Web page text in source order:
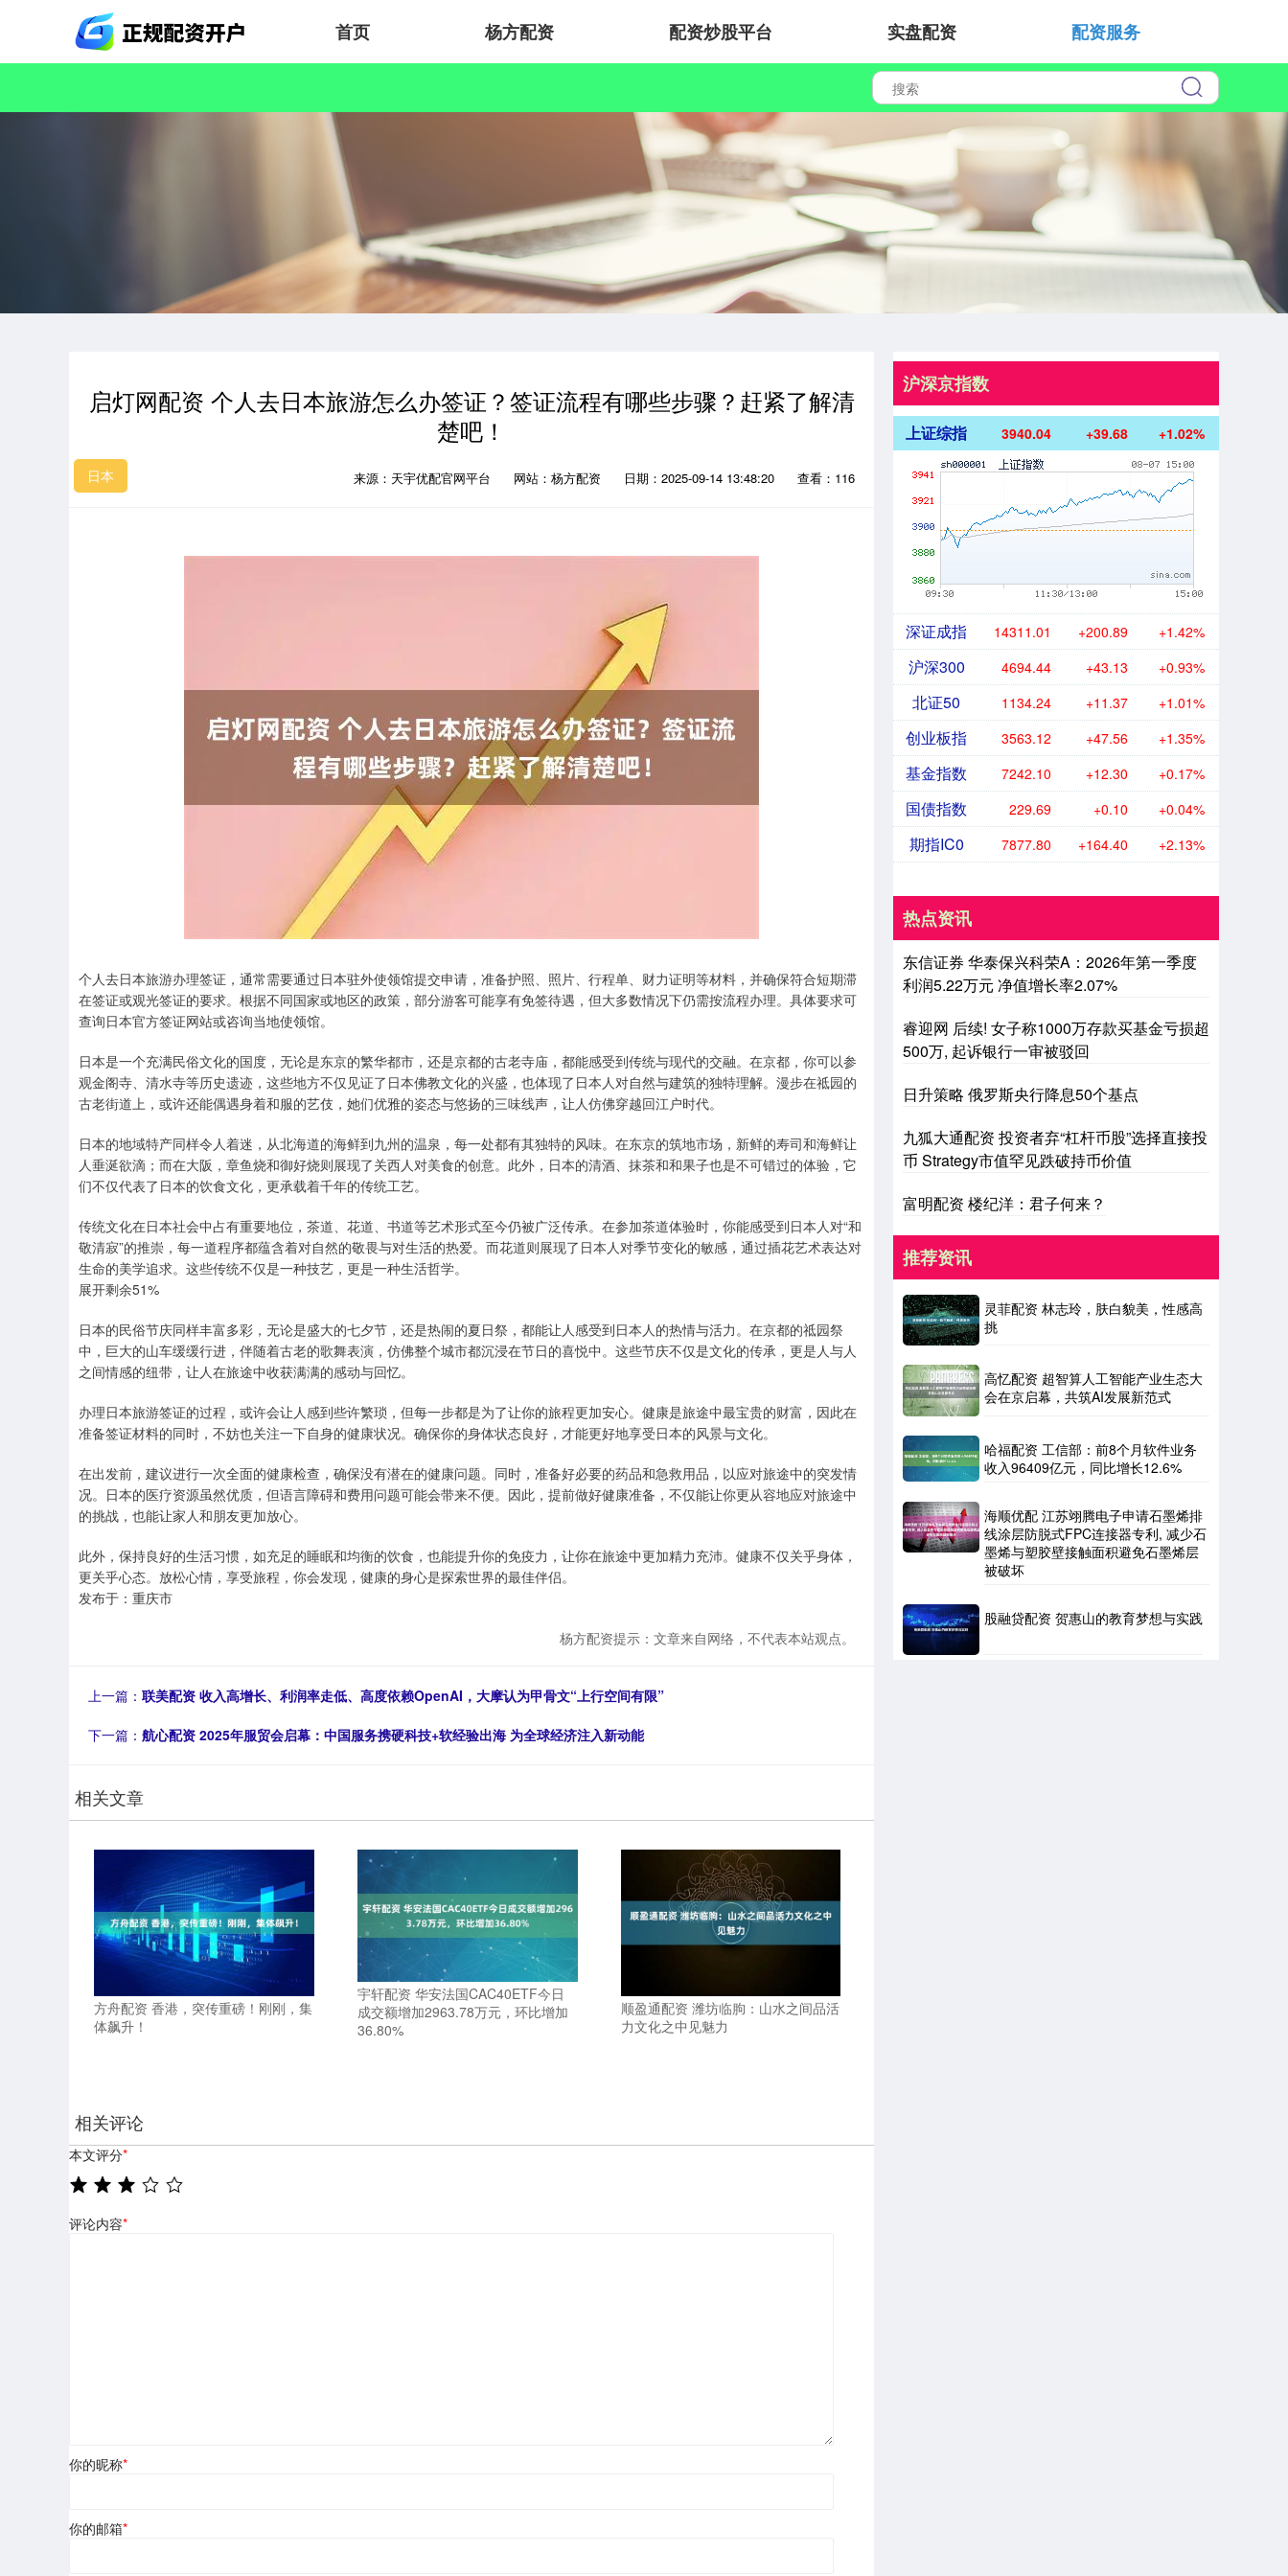
首页 杨方配资 配资炒股平台 实盘配资 配资服务
启灯网配资 个人去日本旅游怎么办签证？签证流程有哪些步骤？赶紧了解清
楚吧！
日本 来源：天宇优配官网平台 网站：杨方配资 日期：2025-09-14 13:48:20 查看：116
个人去日本旅游办理签证，通常需要通过日本驻外使领馆提交申请，准备护照、照片、行程单、财力证明等材料，并确保符合短期滞
在签证或观光签证的要求。根据不同国家或地区的政策，部分游客可能享有免签待遇，但大多数情况下仍需按流程办理。具体要求可
查询日本官方签证网站或咨询当地使领馆。
日本是一个充满民俗文化的国度，无论是东京的繁华都市，还是京都的古老寺庙，都能感受到传统与现代的交融。在京都，你可以参
观金阁寺、清水寺等历史遗迹，这些地方不仅见证了日本佛教文化的兴盛，也体现了日本人对自然与建筑的独特理解。漫步在祗园的
古老街道上，或许还能偶遇身着和服的艺伎，她们优雅的姿态与悠扬的三味线声，让人仿佛穿越回江户时代。
日本的地域特产同样令人着迷，从北海道的海鲜到九州的温泉，每一处都有其独特的风味。在东京的筑地市场，新鲜的寿司和海鲜让
人垂涎欲滴；而在大阪，章鱼烧和御好烧则展现了关西人对美食的创意。此外，日本的清酒、抹茶和和果子也是不可错过的体验，它
们不仅代表了日本的饮食文化，更承载着千年的传统工艺。
传统文化在日本社会中占有重要地位，茶道、花道、书道等艺术形式至今仍被广泛传承。在参加茶道体验时，你能感受到日本人对“和
敬清寂”的推崇，每一道程序都蕴含着对自然的敬畏与对生活的热爱。而花道则展现了日本人对季节变化的敏感，通过插花艺术表达对
生命的美学追求。这些传统不仅是一种技艺，更是一种生活哲学。
展开剩余51%
日本的民俗节庆同样丰富多彩，无论是盛大的七夕节，还是热闹的夏日祭，都能让人感受到日本人的热情与活力。在京都的祗园祭
中，巨大的山车缓缓行进，伴随着古老的歌舞表演，仿佛整个城市都沉浸在节日的喜悦中。这些节庆不仅是文化的传承，更是人与人
之间情感的纽带，让人在旅途中收获满满的感动与回忆。
办理日本旅游签证的过程，或许会让人感到些许繁琐，但每一步都是为了让你的旅程更加安心。健康是旅途中最宝贵的财富，因此在
准备签证材料的同时，不妨也关注一下自身的健康状况。确保你的身体状态良好，才能更好地享受日本的风景与文化。
在出发前，建议进行一次全面的健康检查，确保没有潜在的健康问题。同时，准备好必要的药品和急救用品，以应对旅途中的突发情
况。日本的医疗资源虽然优质，但语言障碍和费用问题可能会带来不便。因此，提前做好健康准备，不仅能让你更从容地应对旅途中
的挑战，也能让家人和朋友更加放心。
此外，保持良好的生活习惯，如充足的睡眠和均衡的饮食，也能提升你的免疫力，让你在旅途中更加精力充沛。健康不仅关乎身体，
更关乎心态。放松心情，享受旅程，你会发现，健康的身心是探索世界的最佳伴侣。
发布于：重庆市
杨方配资提示：文章来自网络，不代表本站观点。
上一篇： 联美配资 收入高增长、利润率走低、高度依赖OpenAI，大摩认为甲骨文“上行空间有限”
下一篇： 航心配资 2025年服贸会启幕：中国服务携硬科技+软经验出海 为全球经济注入新动能
相关文章
方舟配资 香港，突传重磅！刚刚，集
体飙升！
宇轩配资 华安法国CAC40ETF今日
成交额增加2963.78万元，环比增加
36.80%
顺盈通配资 潍坊临朐：山水之间品活
力文化之中见魅力
相关评论
本文评分*
评论内容*
你的昵称*
你的邮箱*
沪深京指数
上证综指 3940.04 +39.68 +1.02%
深证成指 14311.01 +200.89 +1.42%
沪深300 4694.44 +43.13 +0.93%
北证50 1134.24 +11.37 +1.01%
创业板指 3563.12 +47.56 +1.35%
基金指数 7242.10 +12.30 +0.17%
国债指数 229.69 +0.10 +0.04%
期指IC0 7877.80 +164.40 +2.13%
热点资讯
东信证券 华泰保兴科荣A：2026年第一季度
利润5.22万元 净值增长率2.07%
睿迎网 后续! 女子称1000万存款买基金亏损超
500万, 起诉银行一审被驳回
日升策略 俄罗斯央行降息50个基点
九狐大通配资 投资者弃“杠杆币股”选择直接投
币 Strategy市值罕见跌破持币价值
富明配资 楼纪洋：君子何来？
推荐资讯
灵菲配资 林志玲，肤白貌美，性感高
挑
高忆配资 超智算人工智能产业生态大
会在京启幕，共筑AI发展新范式
哈福配资 工信部：前8个月软件业务
收入96409亿元，同比增长12.6%
海顺优配 江苏翊腾电子申请石墨烯排
线涂层防脱式FPC连接器专利, 减少石
墨烯与塑胶壁接触面积避免石墨烯层
被破坏
股融贷配资 贺惠山的教育梦想与实践